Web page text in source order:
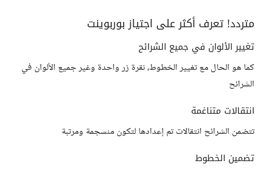
متردد! تعرف أكثر على اجتياز بوربوينت
تغيير الألوان في جميع الشرائح
كما هو الحال مع تغيير الخطوط، نقرة زر واحدة وغير جميع الألوان في
الشرائح
انتقالات متناغمة
تتضمن الشرائح انتقالات تم إعدادها لتكون منسجمة ومرتبة
تضمين الخطوط